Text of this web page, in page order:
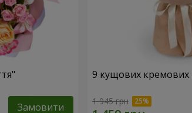
Замовити
9 кущових кремових
1 945 грн